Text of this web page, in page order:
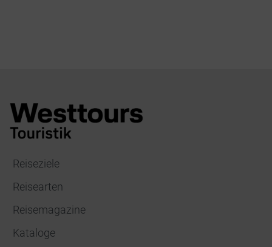
Reiseziele
Reisearten
Reisemagazine
Kataloge